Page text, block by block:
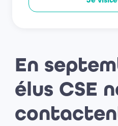
En
élus CSE